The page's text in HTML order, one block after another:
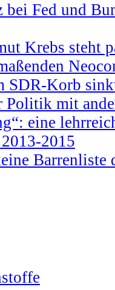
Fed und
Krebs steht
Korb
Politik mit
eine
2015
Barrenliste